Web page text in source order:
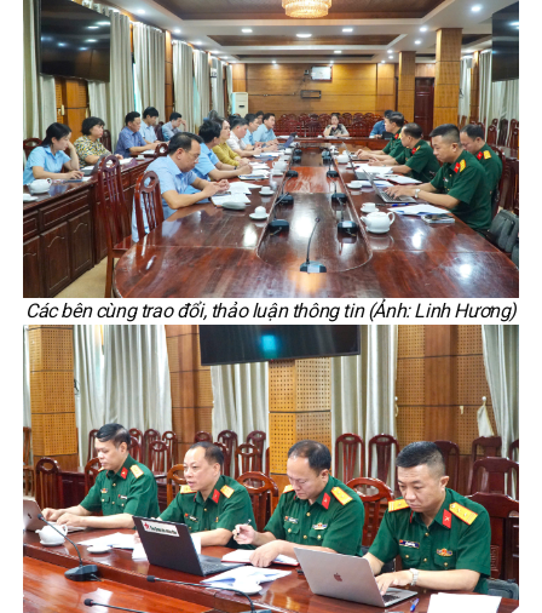
Các bên cùng trao đổi, thảo luận thông tin (Ảnh: Linh Hương)